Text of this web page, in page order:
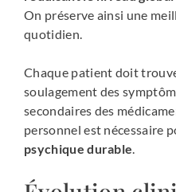
On préserve ainsi une
quotidien.
Chaque patient doit
soulagement des
secondaires des
personnel est nécessaire
psychique durable.